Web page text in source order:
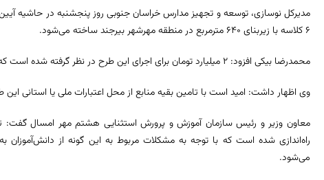
مدیرکل نوسازی، توسعه و تجهیز مدارس خراسان جنوبی روز پنجشنبه در حاشیه
۶ کلاسه با زیربنای ۶۴۰ مترمربع در منطقه مهرشهر بیرجند ساخته می‌شود.
محمدرضا بیکی افزود: ۲ میلیارد تومان برای اجرای این طرح در نظر گرفته شده است که ۶۷۰ میلیون تومان آن توسط خیر تامین می‌شود.
وی اظهار داشت: امید است با تامین بقیه منابع از محل اعتبارات ملی یا استانی این
راه‌اندازی شده است که با توجه به مشکلات مربوط به این گونه از دانش‌آموزان
می‌شود.